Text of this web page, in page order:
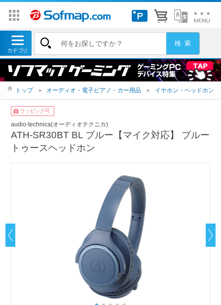
トップ ＞ オーディオ・電子ピアノ・カー用品 ＞ イヤホン・ヘッドホン
ラッピング可
audio-technica(オーディオテクニカ)
ATH-SR30BT BL ブルー【マイク対応】 ブルー
トゥースヘッドホン